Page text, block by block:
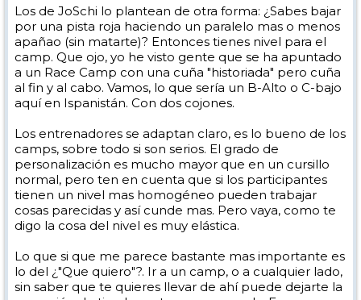
Los de JoSchi lo plantean de otra forma: ¿Sabes bajar
por una pista roja haciendo un paralelo mas o menos
apañao (sin matarte)? Entonces tienes nivel para el
camp. Que ojo, yo he visto gente que se ha apuntado
a un Race Camp con una cuña "historiada" pero cuña
al fin y al cabo. Vamos, lo que sería un B-Alto o C-bajo
aquí en Ispanistán. Con dos cojones.
Los entrenadores se adaptan claro, es lo bueno de los
camps, sobre todo si son serios. El grado de
personalización es mucho mayor que en un cursillo
normal, pero ten en cuenta que si los participantes
tienen un nivel mas homogéneo pueden trabajar
cosas parecidas y así cunde mas. Pero vaya, como te
digo la cosa del nivel es muy elástica.
Lo que si que me parece bastante mas importante es
lo del ¿"Que quiero"?. Ir a un camp, o a cualquier lado,
sin saber que te quieres llevar de ahí puede dejarte la